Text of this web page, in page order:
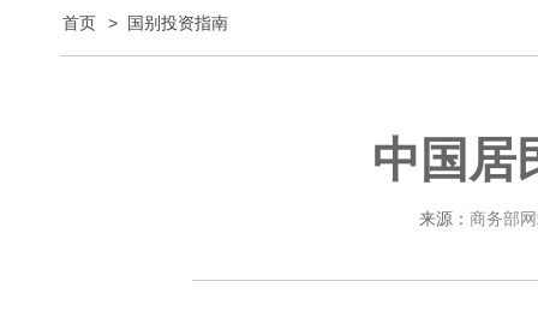
首页 > 国别投资指南
中国居
来源： 商务部